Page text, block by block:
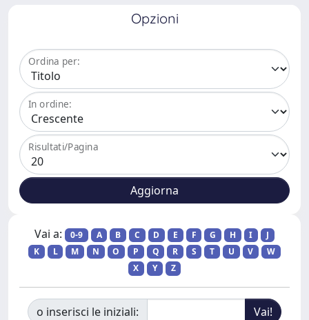
Opzioni
Ordina per:
In ordine:
Risultati/Pagina
Vai a: 0-9 A B C D E F G H I
J
K
L M N O P Q R S T U V
W
X
Y Z
o inserisci le iniziali: